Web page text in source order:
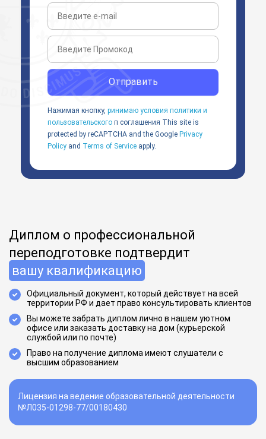
Отправить
Нажимая кнопку, ринимаю условия политики и
пользовательского п соглашения This site is
protected by reCAPTCHA and the Google Privacy
Policy and Terms of Service apply.
Диплом о профессиональной
переподготовке подтвердит
вашу квалификацию
Официальный документ, который действует на всей
территории РФ и дает право консультировать клиентов
Вы можете забрать диплом лично в нашем уютном
офисе или заказать доставку на дом (курьерской
службой или по почте)
Право на получение диплома имеют слушатели с
высшим образованием
Лицензия на ведение образовательной деятельности
№Л035-01298-77/00180430